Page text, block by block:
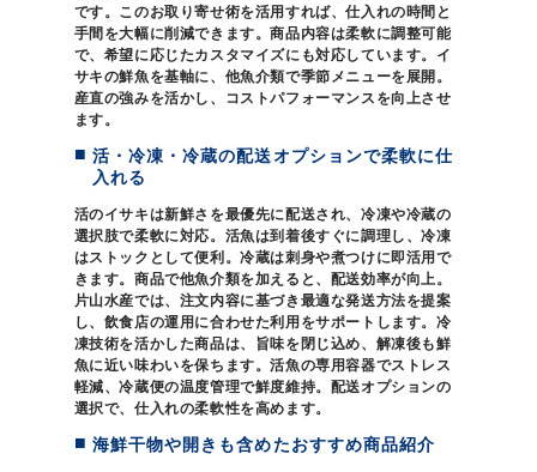
です。このお取り寄せ術を活用すれば、仕入れの時間と
手間を大幅に削減できます。商品内容は柔軟に調整可能
で、希望に応じたカスタマイズにも対応しています。イ
サキの鮮魚を基軸に、他魚介類で季節メニューを展開。
産直の強みを活かし、コストパフォーマンスを向上させ
ます。
活・冷凍・冷蔵の配送オプションで柔軟に仕
入れる
活のイサキは新鮮さを最優先に配送され、冷凍や冷蔵の
選択肢で柔軟に対応。活魚は到着後すぐに調理し、冷凍
はストックとして便利。冷蔵は刺身や煮つけに即活用で
きます。商品で他魚介類を加えると、配送効率が向上。
片山水産では、注文内容に基づき最適な発送方法を提案
し、飲食店の運用に合わせた利用をサポートします。冷
凍技術を活かした商品は、旨味を閉じ込め、解凍後も鮮
魚に近い味わいを保ちます。活魚の専用容器でストレス
軽減、冷蔵便の温度管理で鮮度維持。配送オプションの
選択で、仕入れの柔軟性を高めます。
海鮮干物や開きも含めたおすすめ商品紹介